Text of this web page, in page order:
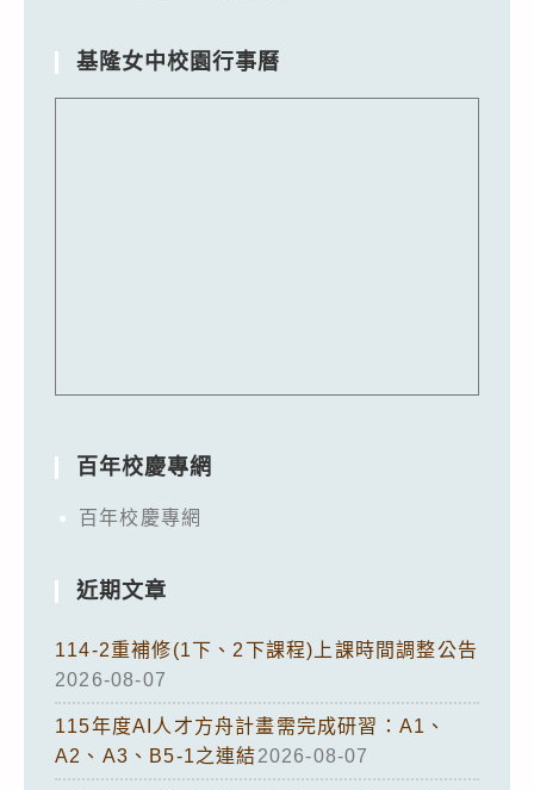
基隆女中校園行事曆
百年校慶專網
百年校慶專網
近期文章
114-2重補修(1下、2下課程)上課時間調整公告
2026-08-07
115年度AI人才方舟計畫需完成研習：A1、
A2、A3、B5-1之連結2026-08-07